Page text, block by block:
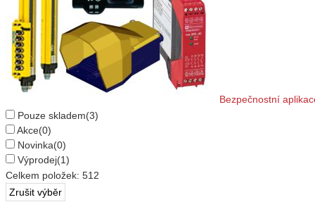
Bezpečnostní
Pouze skladem(3)
Akce(0)
Novinka(0)
Výprodej(1)
Celkem položek: 512